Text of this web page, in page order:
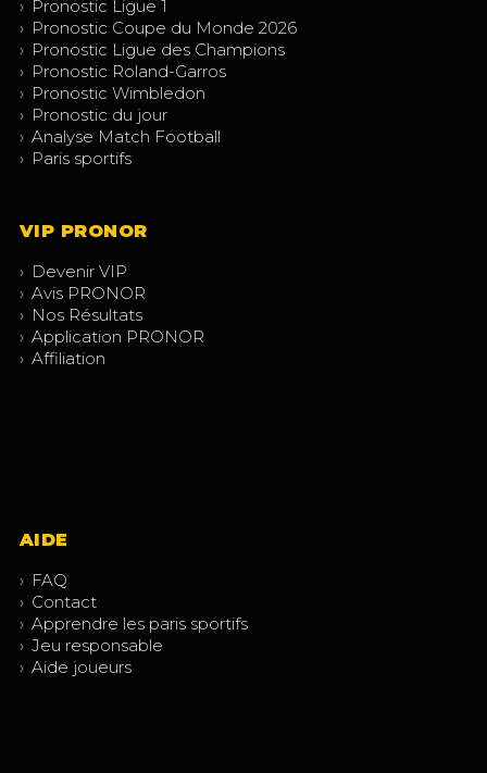
› Pronostic Ligue 1
› Pronostic Coupe du Monde 2026
› Pronostic Ligue des Champions
› Pronostic Roland-Garros
› Pronostic Wimbledon
› Pronostic du jour
› Analyse Match Football
› Paris sportifs
VIP PRONOR
› Devenir VIP
› Avis PRONOR
› Nos Résultats
› Application PRONOR
› Affiliation
AIDE
› FAQ
› Contact
› Apprendre les paris sportifs
› Jeu responsable
› Aide joueurs